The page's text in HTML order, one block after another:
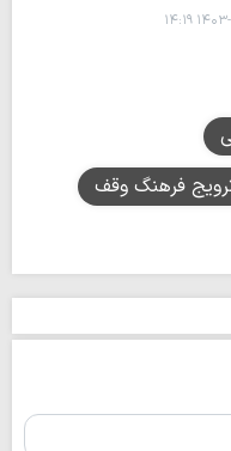
۱۴:۱۹
فرهنگ وقف